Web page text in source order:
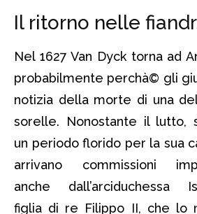
Il ritorno nelle
Nel 1627 Van Dyck torna ad
probabilmente perchà© gli
notizia della morte di una
sorelle. Nonostante il lutto,
un periodo florido per la sua
arrivano commissioni
anche dall’arciduchessa
figlia di re Filippo II, che lo